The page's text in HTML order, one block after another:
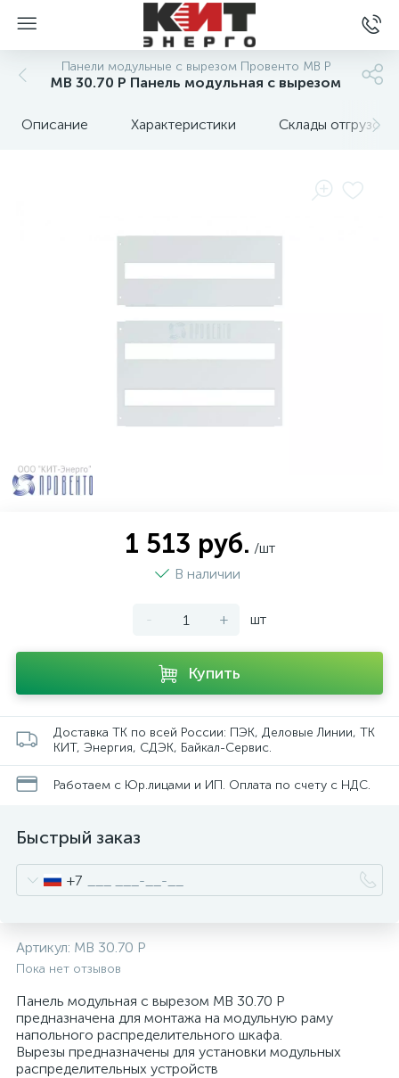
Панели модульные с вырезом Провенто MB P
MB 30.70 P Панель модульная с вырезом
Описание Характеристики Склады отгрузок
1 513 руб. /шт
В наличии
- + шт
Купить
Доставка ТК по всей России: ПЭК, Деловые Линии, ТК
КИТ, Энергия, СДЭК, Байкал-Сервис.
Работаем с Юр.лицами и ИП. Оплата по счету с НДС.
Быстрый заказ
+7
Артикул: MB 30.70 P
Пока нет отзывов
Панель модульная с вырезом MB 30.70 P
предназначена для монтажа на модульную раму
напольного распределительного шкафа.
Вырезы предназначены для установки модульных
распределительных устройств